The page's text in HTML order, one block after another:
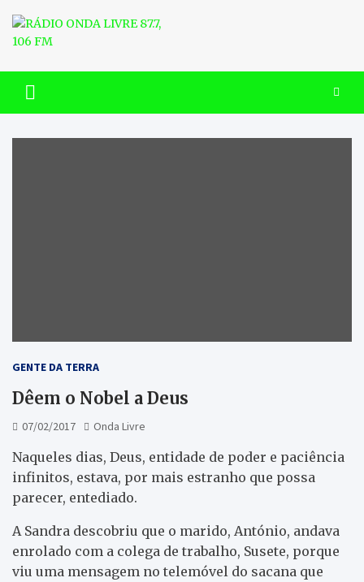
content
RÁDIO ONDA LIVRE 87.7, 106
FM
GENTE DA TERRA
Dêem o Nobel a Deus
07/02/2017 Onda Livre
Naqueles dias, Deus, entidade de poder e paciência
infinitos, estava, por mais estranho que possa
parecer, entediado.
A Sandra descobriu que o marido, António, andava
enrolado com a colega de trabalho, Susete, porque
viu uma mensagem no telemóvel do sacana que